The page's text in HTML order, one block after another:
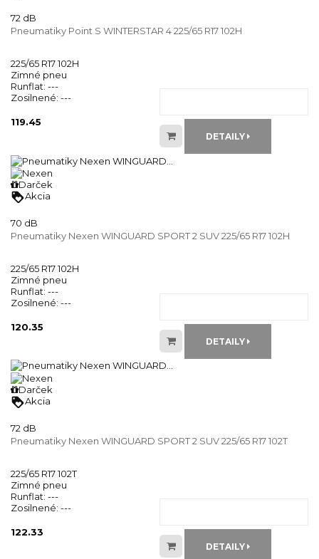
72 dB
Pneumatiky Point S WINTERSTAR 4 225/65 R17 102H
225/65 R17 102H
Zimné pneu
Runflat: ---
Zosilnené: ---
119.45
DETAILY
Darček
loyaltyAkcia
70 dB
Pneumatiky Nexen WINGUARD SPORT 2 SUV 225/65 R17 102H
225/65 R17 102H
Zimné pneu
Runflat: ---
Zosilnené: ---
120.35
DETAILY
Darček
loyaltyAkcia
72 dB
Pneumatiky Nexen WINGUARD SPORT 2 SUV 225/65 R17 102T
225/65 R17 102T
Zimné pneu
Runflat: ---
Zosilnené: ---
122.33
DETAILY